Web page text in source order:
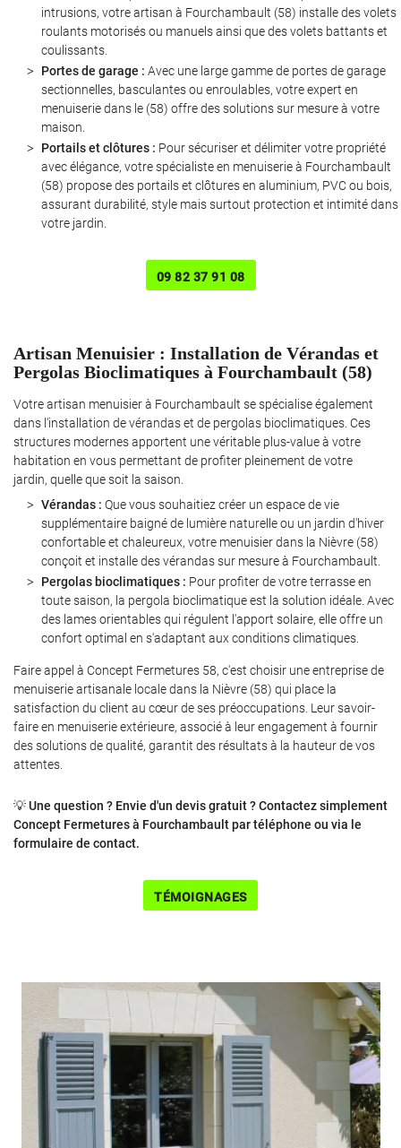
Rejoignez-nous
Restez
INSCRIPTION
intrusions, votre artisan à Fourchambault (58) installe des volets
roulants motorisés ou manuels ainsi que des volets battants et
coulissants.
Portes de garage : Avec une large gamme de portes de garage
sectionnelles, basculantes ou enroulables, votre expert en
menuiserie dans le (58) offre des solutions sur mesure à votre
maison.
Portails et clôtures : Pour sécuriser et délimiter votre propriété
avec élégance, votre spécialiste en menuiserie à Fourchambault
(58) propose des portails et clôtures en aluminium, PVC ou bois,
assurant durabilité, style mais surtout protection et intimité dans
votre jardin.
09 82 37 91 08
Artisan Menuisier : Installation de Vérandas et
Pergolas Bioclimatiques à Fourchambault (58)
Votre artisan menuisier à Fourchambault se spécialise également
dans l'installation de vérandas et de pergolas bioclimatiques. Ces
structures modernes apportent une véritable plus-value à votre
habitation en vous permettant de profiter pleinement de votre
jardin, quelle que soit la saison.
Vérandas : Que vous souhaitiez créer un espace de vie
supplémentaire baigné de lumière naturelle ou un jardin d'hiver
confortable et chaleureux, votre menuisier dans la Nièvre (58)
conçoit et installe des vérandas sur mesure à Fourchambault.
Pergolas bioclimatiques : Pour profiter de votre terrasse en
toute saison, la pergola bioclimatique est la solution idéale. Avec
des lames orientables qui régulent l'apport solaire, elle offre un
confort optimal en s'adaptant aux conditions climatiques.
Faire appel à Concept Fermetures 58, c'est choisir une entreprise de
menuiserie artisanale locale dans la Nièvre (58) qui place la
satisfaction du client au cœur de ses préoccupations. Leur savoir-
faire en menuiserie extérieure, associé à leur engagement à fournir
des solutions de qualité, garantit des résultats à la hauteur de vos
attentes.
💡Une question ? Envie d'un devis gratuit ? Contactez simplement
Concept Fermetures à Fourchambault par téléphone ou via le
formulaire de contact.
TÉMOIGNAGES